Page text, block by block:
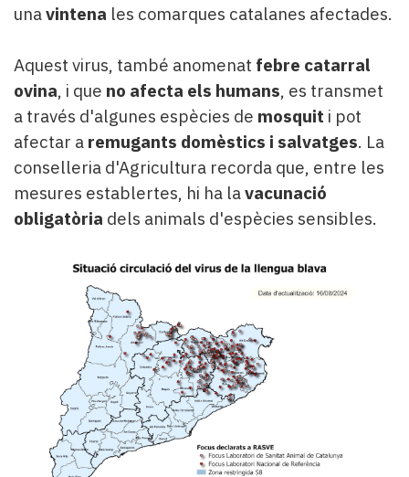
unavintena les comarques catalanes afectades.
Aquest virus, també anomenat febre catarral
ovina, i que no afecta els humans, es transmet
a través d'algunes espècies de mosquit i pot
afectar a remugants domèstics i salvatges. La
conselleria d'Agricultura recorda que, entre les
mesures establertes, hi ha lavacunació
obligatòria dels animals d'espècies sensibles.